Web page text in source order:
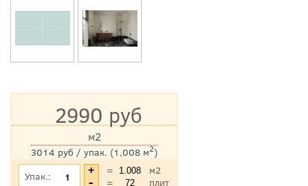
2990 руб
3014 руб / упак. (1,008 м2)
м2
*Цена указана с учетом НДС
Упак.: =
м2
=
плит